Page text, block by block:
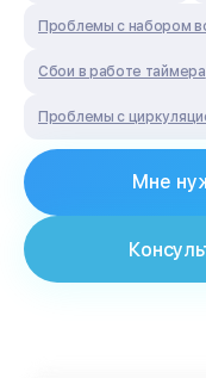
Проблемы с набором
Сбои в работе таймера
Проблемы с
Мне